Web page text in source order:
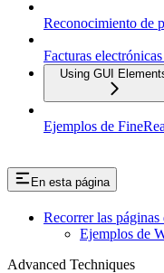
Reconocimiento de
Facturas
Using GUI
Ejemplos de
En esta página
Recorrer las
Ejemplos de
Advanced Techniques